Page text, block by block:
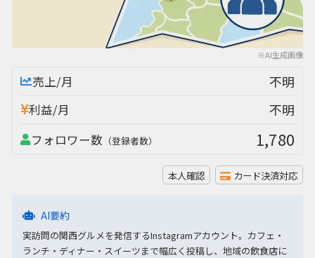
※AI生成画像
売上/月 不明
利益/月 不明
フォロワー数 （登録者数） 1,780
本人確認 カード決済対応
AI要約
実訪問の関西グルメを発信するInstagramアカウント。カフェ・
ランチ・ディナー・スイーツまで幅広く投稿し、地域の飲食店に